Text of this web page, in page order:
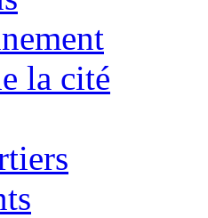
la cité